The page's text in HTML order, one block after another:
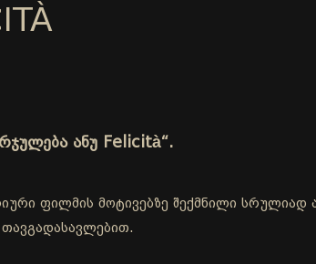
ანუ Felicità“.
ფილმის მოტივებზე შექმნილი